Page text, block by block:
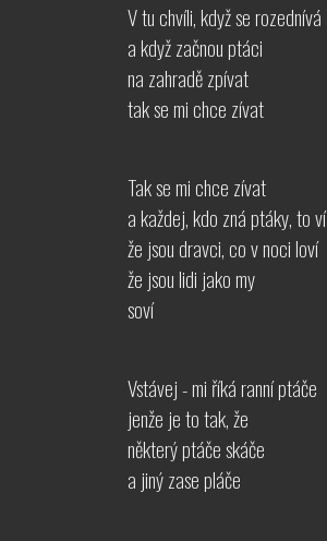
V tu chvíli, když se rozednívá
a když začnou ptáci
na zahradě zpívat
tak se mi chce zívat
Tak se mi chce zívat
a každej, kdo zná ptáky, to ví
že jsou dravci, co v noci loví
že jsou lidi jako my
soví
Vstávej - mi říká ranní ptáče
jenže je to tak, že
některý ptáče skáče
a jiný zase pláče